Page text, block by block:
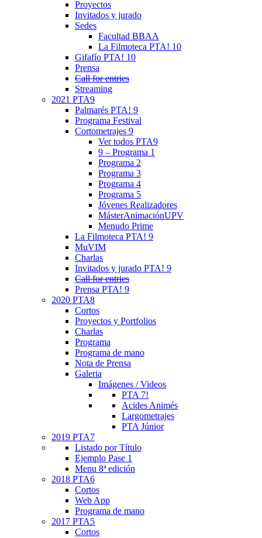
Proyectos
Invitados y jurado
Sedes
Facultad BBAA
La Filmoteca PTA! 10
Gifafío PTA! 10
Prensa
Call for entries
Streaming
2021 PTA9
Palmarés PTA! 9
Programa Festival
Cortometrajes 9
Ver todos PTA9
9 – Programa 1
Programa 2
Programa 3
Programa 4
Programa 5
Jóvenes Realizadores
MásterAnimaciónUPV
Menudo Prime
La Filmoteca PTA! 9
MuVIM
Charlas
Invitados y jurado PTA! 9
Call for entries
Prensa PTA! 9
2020 PTA8
Cortos
Proyectos y Portfolios
Charlas
Programa
Programa de mano
Nota de Prensa
Galeria
Imágenes / Videos
PTA 7!
Acides Animés
Largometrajes
PTA Júnior
2019 PTA7
Listado por Título
Ejemplo Pase 1
Menu 8ª edición
2018 PTA6
Cortos
Web App
Programa de mano
2017 PTA5
Cortos